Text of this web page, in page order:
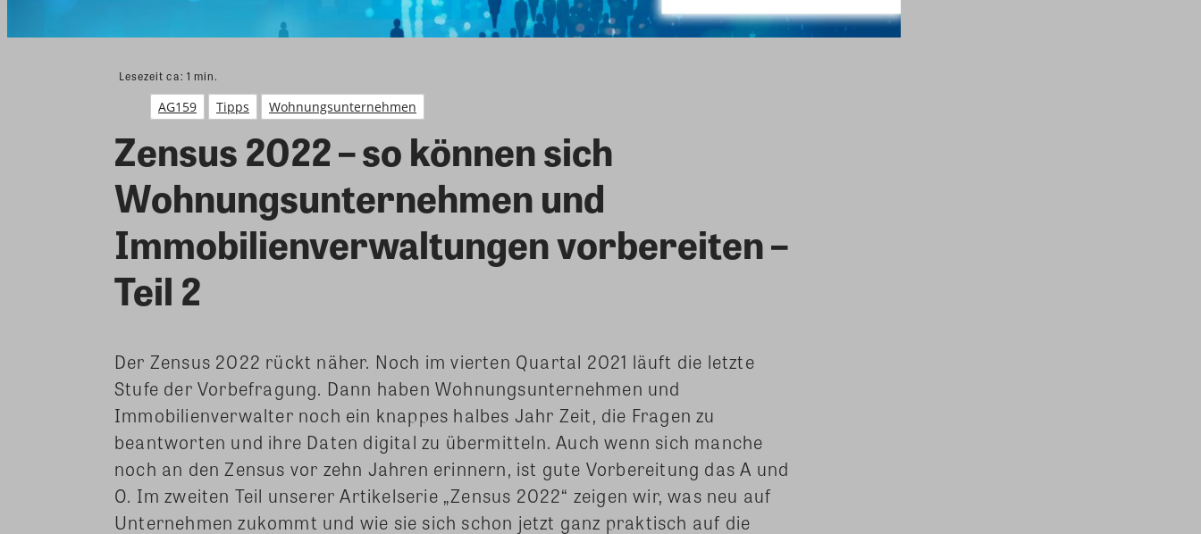
Lesezeit ca: 1 min.
AG159 Tipps Wohnungsunternehmen
Zensus 2022 – so können sich
Wohnungsunternehmen und
Immobilienverwaltungen vorbereiten –
Teil 2
Der Zensus 2022 rückt näher. Noch im vierten Quartal 2021 läuft die letzte
Stufe der Vorbefragung. Dann haben Wohnungsunternehmen und
Immobilienverwalter noch ein knappes halbes Jahr Zeit, die Fragen zu
beantworten und ihre Daten digital zu übermitteln. Auch wenn sich manche
noch an den Zensus vor zehn Jahren erinnern, ist gute Vorbereitung das A und
O. Im zweiten Teil unserer Artikelserie „Zensus 2022“ zeigen wir, was neu auf
Unternehmen zukommt und wie sie sich schon jetzt ganz praktisch auf die